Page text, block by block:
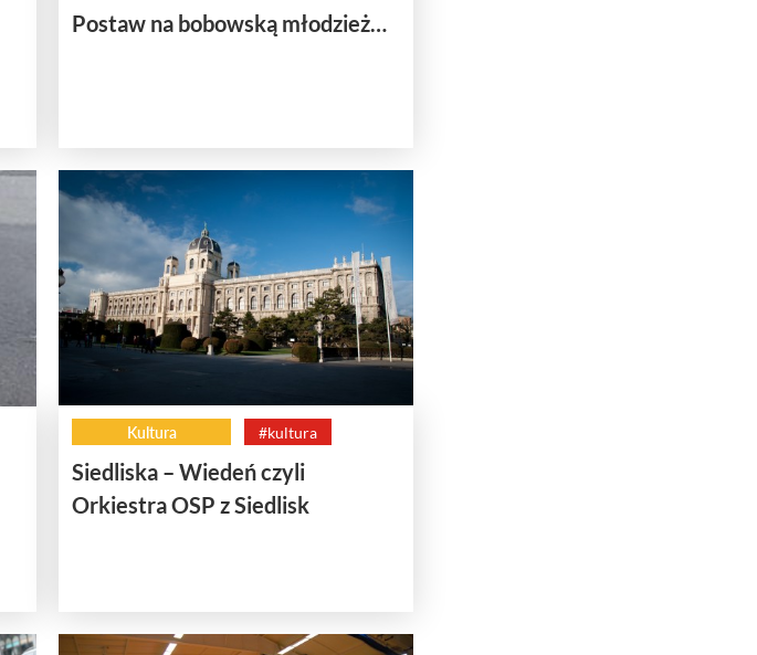
Postaw na bobowską młodzież…
Kultura #kultura
Siedliska – Wiedeń czyli
Orkiestra OSP z Siedlisk